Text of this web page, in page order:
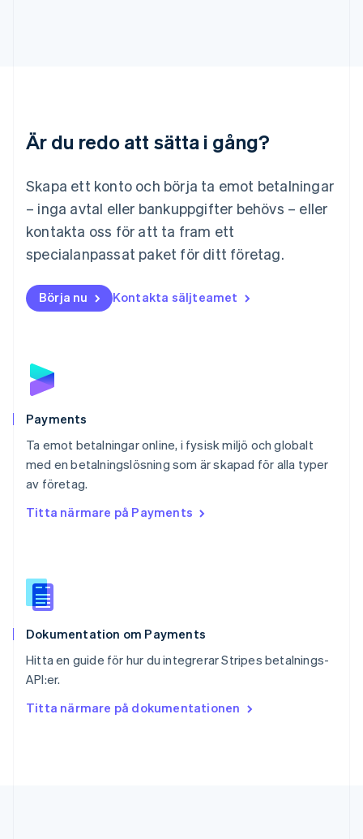
Är du redo att sätta i gång?
Skapa ett konto och börja ta emot betalningar
– inga avtal eller bankuppgifter behövs – eller
kontakta oss för att ta fram ett
specialanpassat paket för ditt företag.
Börja nu Kontakta säljteamet
Payments
Ta emot betalningar online, i fysisk miljö och globalt
med en betalningslösning som är skapad för alla typer
av företag.
Titta närmare på Payments
Dokumentation om Payments
Hitta en guide för hur du integrerar Stripes betalnings-
API:er.
Titta närmare på dokumentationen
Malaysia
English
Mexiko
Nederländerna
NederlandsEnglish
English
Nya Zeeland
Portugal
Português
English
DeutschFrançaisItalianoEnglish
Singapore
English简体中文
English
Español
Storbritannien
Sverige
Thailand
ไทย
English